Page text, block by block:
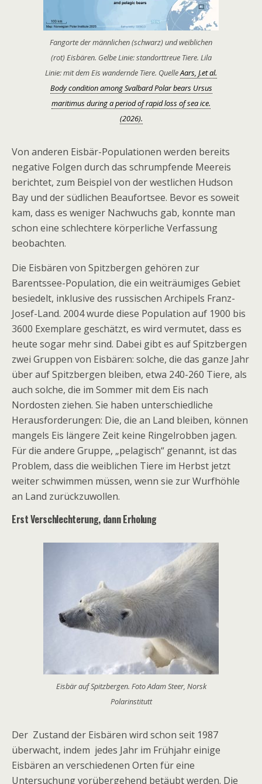
Fangorte der männlichen (schwarz) und weiblichen
(rot) Eisbären. Gelbe Linie: standorttreue Tiere. Lila
Linie: mit dem Eis wandernde Tiere. QuelleAars, J.et al.
Body condition among Svalbard Polar bears Ursus
maritimus during a period of rapid loss of sea ice.
(2026).
Von anderen Eisbär-Populationen werden bereits
negative Folgen durch das schrumpfende Meereis
berichtet, zum Beispiel von der westlichen Hudson
Bay und der südlichen Beaufortsee. Bevor es soweit
kam, dass es weniger Nachwuchs gab, konnte man
schon eine schlechtere körperliche Verfassung
beobachten.
Die Eisbären von Spitzbergen gehören zur
Barentssee-Population, die ein weiträumiges Gebiet
besiedelt, inklusive des russischen Archipels Franz-
Josef-Land. 2004 wurde diese Population auf 1900 bis
3600 Exemplare geschätzt, es wird vermutet, dass es
heute sogar mehr sind. Dabei gibt es auf Spitzbergen
zwei Gruppen von Eisbären: solche, die das ganze Jahr
über auf Spitzbergen bleiben, etwa 240-260 Tiere, als
auch solche, die im Sommer mit dem Eis nach
Nordosten ziehen. Sie haben unterschiedliche
Herausforderungen: Die, die an Land bleiben, können
mangels Eis längere Zeit keine Ringelrobben jagen.
Für die andere Gruppe, „pelagisch“ genannt, ist das
Problem, dass die weiblichen Tiere im Herbst jetzt
weiter schwimmen müssen, wenn sie zur Wurfhöhle
an Land zurückzuwollen.
Erst Verschlechterung, dann Erholung
Eisbär auf Spitzbergen. Foto Adam Steer, Norsk
Polarinstitutt
Der Zustand der Eisbären wird schon seit 1987
überwacht, indem jedes Jahr im Frühjahr einige
Eisbären an verschiedenen Orten für eine
Untersuchung vorübergehend betäubt werden. Die